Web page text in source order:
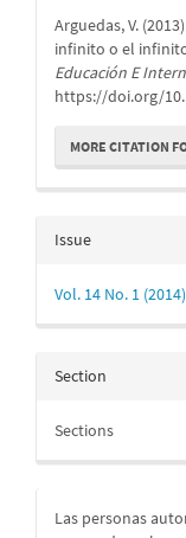
Arguedas, V.
inﬁnito o el
Educación E
https://doi.org/
MORE CITATION
Issue
Vol. 14 No. 1
Section
Sections
Las personas